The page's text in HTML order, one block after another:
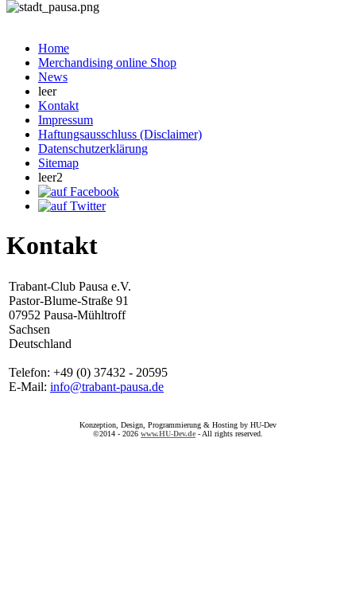
Home
Merchandising online Shop
News
leer
Kontakt
Impressum
Haftungsausschluss (Disclaimer)
Datenschutzerklärung
Sitemap
leer2
Kontakt
Trabant-Club Pausa e.V.
Pastor-Blume-Straße 91
07952 Pausa-Mühltroff
Sachsen
Deutschland
Telefon: +49 (0) 37432 - 20595
E-Mail: info@trabant-pausa.de
Konzeption, Design, Programmierung & Hosting by HU-Dev
©2014 - 2026 www.HU-Dev.de - All rights reserved.